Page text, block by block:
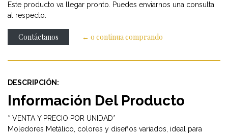
Este producto va llegar pronto. Puedes enviarnos una consulta
al respecto.
Contáctanos ← o continua comprando
DESCRIPCIÓN:
Información Del Producto
* VENTA Y PRECIO POR UNIDAD*
Moledores Metálico, colores y diseños variados, ideal para